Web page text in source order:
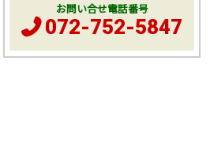
お問い合せ電話番号
072-752-5847